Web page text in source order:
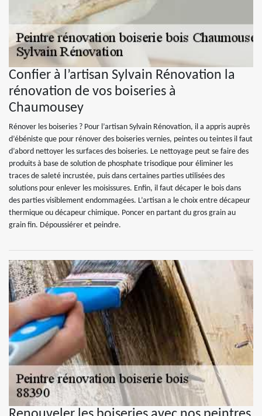
Confier à l’artisan Sylvain Rénovation la
rénovation de vos boiseries à
Chaumousey
Rénover les boiseries ? Pour l’artisan Sylvain Rénovation, il a appris auprès
d’ébéniste que pour rénover des boiseries vernies, peintes ou teintes il faut
d’abord nettoyer les surfaces des boiseries. Le nettoyage peut se faire des
produits à base de solution de phosphate trisodique pour éliminer les
traces de saleté incrustée, puis dans certaines parties utilisées des
solutions pour enlever les moisissures. Enfin, il faut décaper le bois dans
des parties visiblement endommagées. L’artisan a le choix entre décapeur
thermique ou décapeur chimique. Poncer en partant du gros grain au
grain fin. Dépoussiérer et peindre.